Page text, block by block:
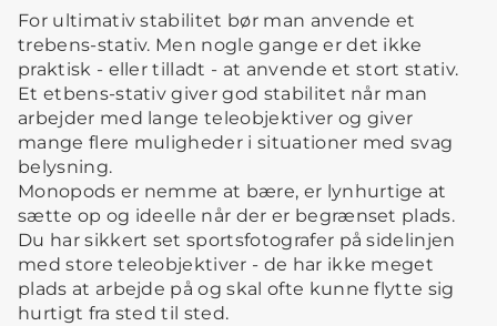
For ultimativ stabilitet bør man anvende et
trebens-stativ. Men nogle gange er det ikke
praktisk - eller tilladt - at anvende et stort stativ.
Et etbens-stativ giver god stabilitet når man
arbejder med lange teleobjektiver og giver
mange flere muligheder i situationer med svag
belysning.
Monopods er nemme at bære, er lynhurtige at
sætte op og ideelle når der er begrænset plads.
Du har sikkert set sportsfotografer på sidelinjen
med store teleobjektiver - de har ikke meget
plads at arbejde på og skal ofte kunne flytte sig
hurtigt fra sted til sted.